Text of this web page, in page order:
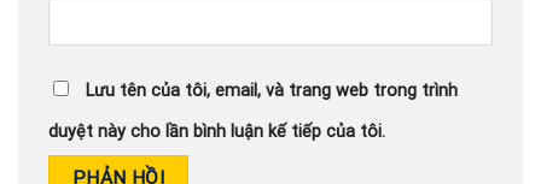
Lưu tên của tôi, email, và trang web trong trình
duyệt này cho lần bình luận kế tiếp của tôi.